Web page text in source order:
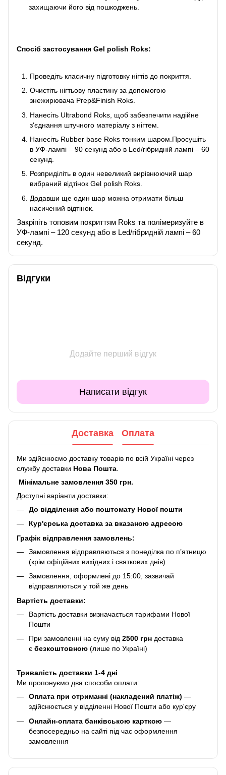
захищаючи його від пошкоджень.
Спосіб застосування Gel polish Roks:
Проведіть класичну підготовку нігтів до покриття.
Очистіть нігтьову пластину за допомогою
знежирювача Prep&Finish Roks.
Нанесіть Ultrabond Roks, щоб забезпечити надійне
з'єднання штучного матеріалу з нігтем.
Нанесіть Rubber base Roks тонким шаром.Просушіть
в УФ-лампі – 90 секунд або в Led/гібридній лампі – 60
секунд.
Розприділіть в один невеликий вирівнюючий шар
вибраний відтінок Gel polish Roks.
Додавши ще один шар можна отримати більш
насичений відтінок.
Закріпіть топовим покриттям Roks та полімеризуйте в
УФ-лампі – 120 секунд або в Led/гібридній лампі – 60
секунд.
Відгуки
Додайте перший відгук
Написати відгук
Доставка Оплата
Ми здійснюємо доставку товарів по всій Україні через
службу доставки Нова Пошта
Мінімальне замовлення 350 грн.
Доступні варіанти доставки:
До відділення або поштомату Нової пошти
Кур'єрська доставка за вказаною адресою
Графік відправлення замовлень:
Замовлення відправляються з понеділка по п’ятницю
(крім офіційних вихідних і святкових днів)
Замовлення, оформлені до 15:00, зазвичай
відправляються у той же день
Вартість доставки:
Вартість доставки визначається тарифами Нової
Пошти
При замовленні на суму від 2500 грн доставка
є безкоштовною (лише по Україні)
Тривалість доставки 1-4 дні
Ми пропонуємо два способи оплати:
Оплата при отриманні (накладений платіж) —
здійснюється у відділенні Нової Пошти або кур'єру
Онлайн-оплата банківською карткою —
безпосередньо на сайті під час оформлення
замовлення